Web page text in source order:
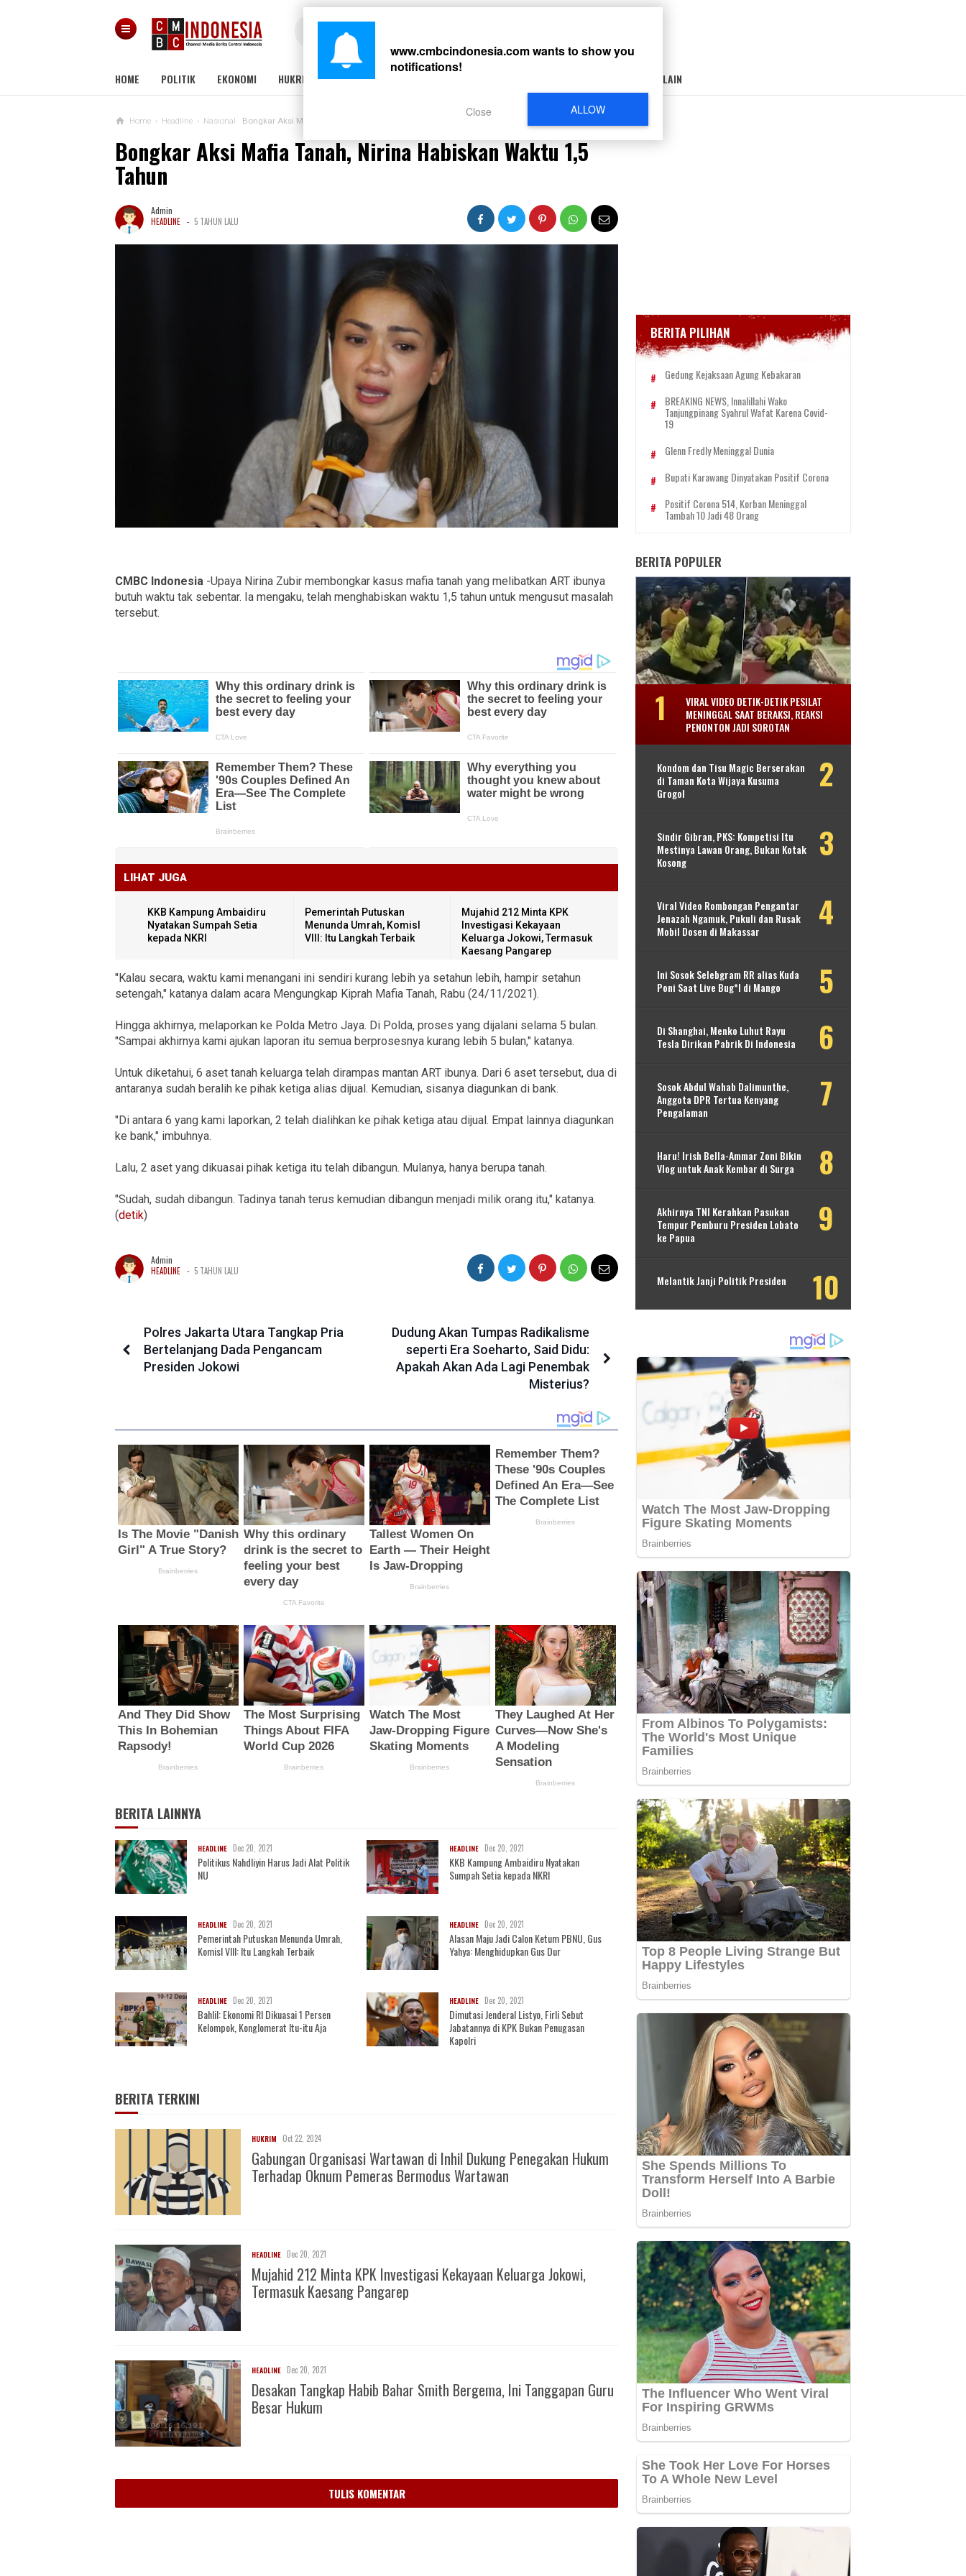
HOME POLITIK EKONOMI HUKRIM PERISTIWA LAIN-LAIN
Home › Headline › Nasional Bongkar Aksi Mafia Tanah, Nirina Habiskan Waktu 1,5 Tahun
Bongkar Aksi Mafia Tanah, Nirina Habiskan Waktu 1,5
Tahun
Admin
HEADLINE - 5 TAHUN LALU
CMBC Indonesia -Upaya Nirina Zubir membongkar kasus mafia tanah yang melibatkan ART ibunya
butuh waktu tak sebentar. Ia mengaku, telah menghabiskan waktu 1,5 tahun untuk mengusut masalah
tersebut.
LIHAT JUGA
KKB Kampung Ambaidiru
Nyatakan Sumpah Setia
kepada NKRI
Pemerintah Putuskan
Menunda Umrah, KomisI
VIII: Itu Langkah Terbaik
Mujahid 212 Minta KPK
Investigasi Kekayaan
Keluarga Jokowi, Termasuk
Kaesang Pangarep
"Kalau secara, waktu kami menangani ini sendiri kurang lebih ya setahun lebih, hampir setahun
setengah," katanya dalam acara Mengungkap Kiprah Mafia Tanah, Rabu (24/11/2021).
Hingga akhirnya, melaporkan ke Polda Metro Jaya. Di Polda, proses yang dijalani selama 5 bulan.
"Sampai akhirnya kami ajukan laporan itu semua berprosesnya kurang lebih 5 bulan," katanya.
Untuk diketahui, 6 aset tanah keluarga telah dirampas mantan ART ibunya. Dari 6 aset tersebut, dua di
antaranya sudah beralih ke pihak ketiga alias dijual. Kemudian, sisanya diagunkan di bank.
"Di antara 6 yang kami laporkan, 2 telah dialihkan ke pihak ketiga atau dijual. Empat lainnya diagunkan
ke bank," imbuhnya.
Lalu, 2 aset yang dikuasai pihak ketiga itu telah dibangun. Mulanya, hanya berupa tanah.
"Sudah, sudah dibangun. Tadinya tanah terus kemudian dibangun menjadi milik orang itu," katanya.
(detik)
Admin
HEADLINE - 5 TAHUN LALU
Polres Jakarta Utara Tangkap Pria
Bertelanjang Dada Pengancam
Presiden Jokowi
Dudung Akan Tumpas Radikalisme
seperti Era Soeharto, Said Didu:
Apakah Akan Ada Lagi Penembak
Misterius?
BERITA LAINNYA
HEADLINE Dec 20, 2021
Politikus Nahdliyin Harus Jadi Alat Politik
NU
HEADLINE Dec 20, 2021
KKB Kampung Ambaidiru Nyatakan
Sumpah Setia kepada NKRI
HEADLINE Dec 20, 2021
Pemerintah Putuskan Menunda Umrah,
KomisI VIII: Itu Langkah Terbaik
HEADLINE Dec 20, 2021
Alasan Maju Jadi Calon Ketum PBNU, Gus
Yahya: Menghidupkan Gus Dur
HEADLINE Dec 20, 2021
Bahlil: Ekonomi RI Dikuasai 1 Persen
Kelompok, Konglomerat Itu-itu Aja
HEADLINE Dec 20, 2021
Dimutasi Jenderal Listyo, Firli Sebut
Jabatannya di KPK Bukan Penugasan
Kapolri
BERITA TERKINI
HUKRIM Oct 22, 2024
Gabungan Organisasi Wartawan di Inhil Dukung Penegakan Hukum
Terhadap Oknum Pemeras Bermodus Wartawan
HEADLINE Dec 20, 2021
Mujahid 212 Minta KPK Investigasi Kekayaan Keluarga Jokowi,
Termasuk Kaesang Pangarep
HEADLINE Dec 20, 2021
Desakan Tangkap Habib Bahar Smith Bergema, Ini Tanggapan Guru
Besar Hukum
TULIS KOMENTAR
BERITA PILIHAN
Gedung Kejaksaan Agung Kebakaran
BREAKING NEWS, Innalillahi Wako
Tanjungpinang Syahrul Wafat Karena Covid-
19
Glenn Fredly Meninggal Dunia
Bupati Karawang Dinyatakan Positif Corona
Positif Corona 514, Korban Meninggal
Tambah 10 Jadi 48 Orang
BERITA POPULER
VIRAL VIDEO DETIK-DETIK PESILAT
MENINGGAL SAAT BERAKSI, REAKSI
PENONTON JADI SOROTAN
Kondom dan Tisu Magic Berserakan
di Taman Kota Wijaya Kusuma
Grogol
Sindir Gibran, PKS: Kompetisi Itu
Mestinya Lawan Orang, Bukan Kotak
Kosong
Viral Video Rombongan Pengantar
Jenazah Ngamuk, Pukuli dan Rusak
Mobil Dosen di Makassar
Ini Sosok Selebgram RR alias Kuda
Poni Saat Live Bug*l di Mango
Di Shanghai, Menko Luhut Rayu
Tesla Dirikan Pabrik Di Indonesia
Sosok Abdul Wahab Dalimunthe,
Anggota DPR Tertua Kenyang
Pengalaman
Haru! Irish Bella-Ammar Zoni Bikin
Vlog untuk Anak Kembar di Surga
Akhirnya TNI Kerahkan Pasukan
Tempur Pemburu Presiden Lobato
ke Papua
Melantik Janji Politik Presiden
www.cmbcindonesia.comwants to show you
notifications!
ALLOW
Close